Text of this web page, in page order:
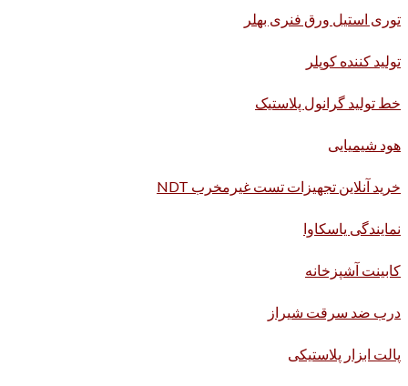
توری استیل ورق فنری بهلر
تولید کننده کوپلر
خط تولید گرانول پلاستیک
هود شیمیایی
خرید آنلاین تجهیزات تست غیرمخرب NDT
نمایندگی یاسکاوا
کابینت آشپزخانه
درب ضد سرقت شیراز
پالت ابزار پلاستیکی